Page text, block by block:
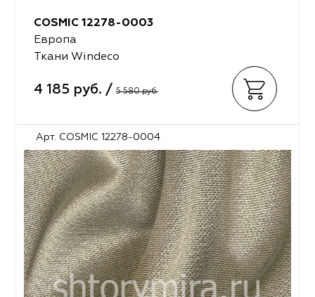
COSMIC 12278-0003
Европа
Ткани Windeco
4 185 руб. / 5 580 руб.
Арт. COSMIC 12278-0004